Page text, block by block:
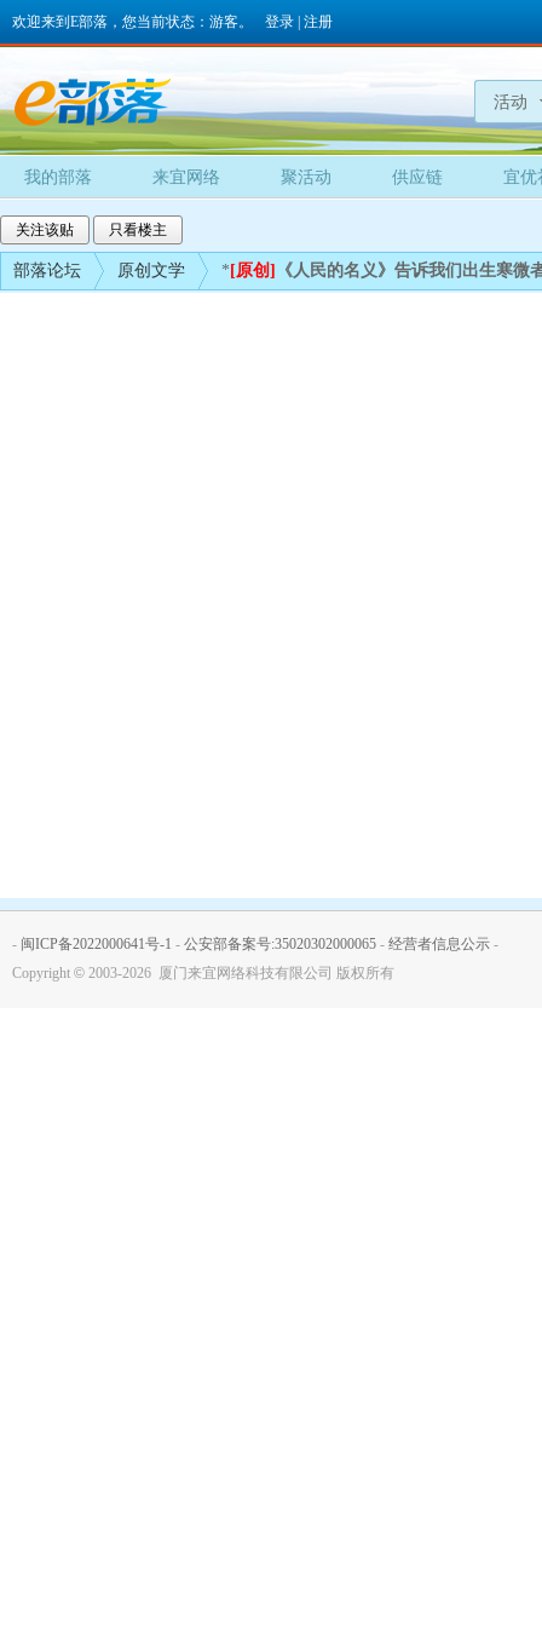
欢迎来到E部落，您当前状态：游客。 登录 注册
活动
我的部落 来宜网络 聚活动 供应链 宜优
关注该贴 只看楼主
部落论坛 原创文学 * [原创] 《人民的名义》告诉我们出生寒微
- 闽ICP备2022000641号-1 - 公安部备案号:35020302000065 - 经营者信息公示 -
Copyright © 2003-2026 厦门来宜网络科技有限公司 版权所有